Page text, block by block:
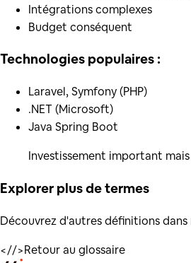
Intégrations complexes
Budget conséquent
Technologies populaires :
Laravel, Symfony (PHP)
.NET (Microsoft)
Java Spring Boot
Investissement important
Explorer plus determes
Découvrez d'autres définitions
<//>Retour au glossaire